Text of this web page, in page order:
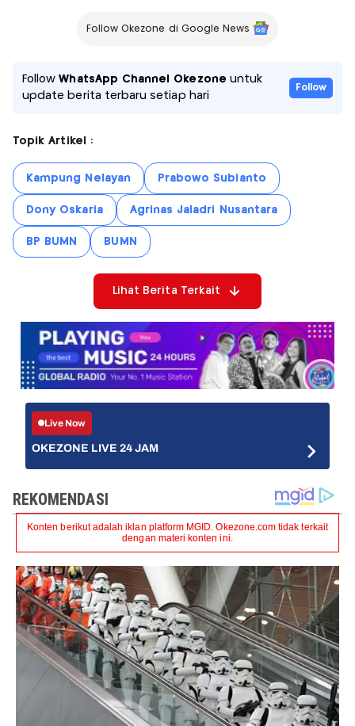
Follow Okezone di Google News
FollowWhatsApp Channel Okezone untuk
update berita terbaru setiap hari
Follow
Topik Artikel :
Kampung Nelayan Prabowo Subianto
Dony Oskaria Agrinas Jaladri Nusantara
BP BUMN BUMN
Lihat Berita Terkait
Live Now
OKEZONE LIVE 24 JAM